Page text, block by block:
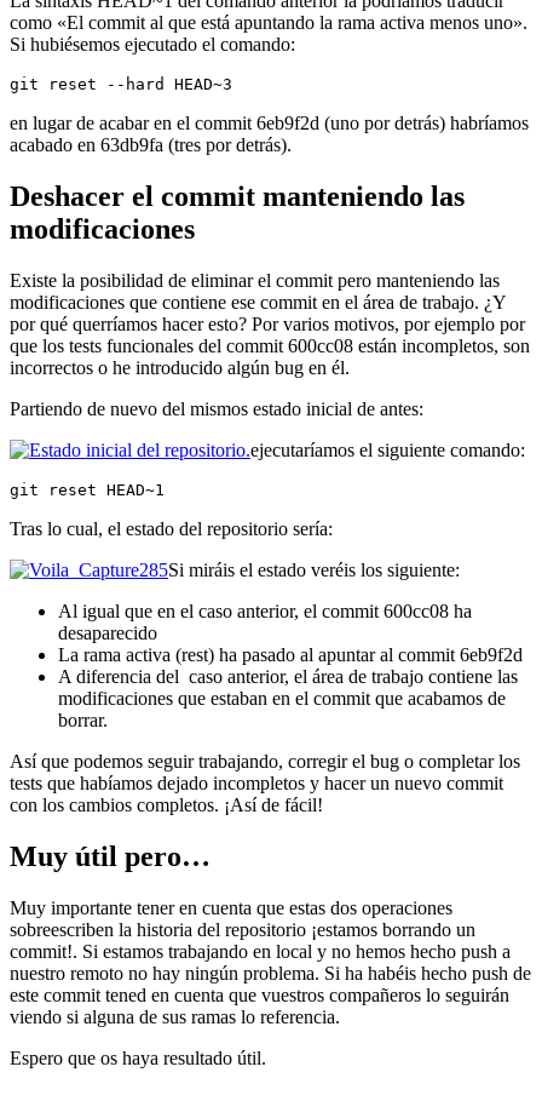
como «El commit al que está apuntando la rama activa menos uno».
Si hubiésemos ejecutado el comando:
git reset --hard HEAD~3
en lugar de acabar en el commit 6eb9f2d (uno por detrás) habríamos
acabado en 63db9fa (tres por detrás).
Deshacer el commit manteniendo las
modificaciones
Existe la posibilidad de eliminar el commit pero manteniendo las
modificaciones que contiene ese commit en el área de trabajo. ¿Y
por qué querríamos hacer esto? Por varios motivos, por ejemplo por
que los tests funcionales del commit 600cc08 están incompletos, son
incorrectos o he introducido algún bug en él.
Partiendo de nuevo del mismos estado inicial de antes:
ejecutaríamos el siguiente comando:
git reset HEAD~1
Tras lo cual, el estado del repositorio sería:
Si miráis el estado veréis los siguiente:
Al igual que en el caso anterior, el commit 600cc08 ha
desaparecido
La rama activa (rest) ha pasado al apuntar al commit 6eb9f2d
A diferencia del caso anterior, el área de trabajo contiene las
modificaciones que estaban en el commit que acabamos de
borrar.
Así que podemos seguir trabajando, corregir el bug o completar los
tests que habíamos dejado incompletos y hacer un nuevo commit
con los cambios completos. ¡Así de fácil!
Muy útil pero…
Muy importante tener en cuenta que estas dos operaciones
sobreescriben la historia del repositorio ¡estamos borrando un
commit!. Si estamos trabajando en local y no hemos hecho push a
nuestro remoto no hay ningún problema. Si ha habéis hecho push de
este commit tened en cuenta que vuestros compañeros lo seguirán
viendo si alguna de sus ramas lo referencia.
Espero que os haya resultado útil.